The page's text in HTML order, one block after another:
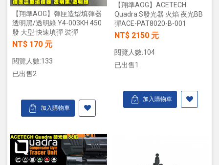
【翔準AOG】彈匣造型填彈器
透明黑/透明綠 Y4-003KH 450
發 大型 快速填彈 裝彈
NT$ 170 元
閱覽人數:133
已出售2
加入購物車
【翔準AOG】ACETECH
Quadra S發光器 火焰 夜光BB
彈ACE-PAT8020-B-001
NT$ 2150 元
閱覽人數:104
已出售1
加入購物車